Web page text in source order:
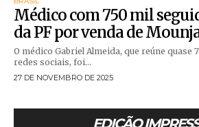
Médico com 750 mil
da PF por venda de
O médico Gabriel Almeida, que reúne quase
redes sociais, foi...
27 DE NOVEMBRO DE 2025
EDIÇÃO